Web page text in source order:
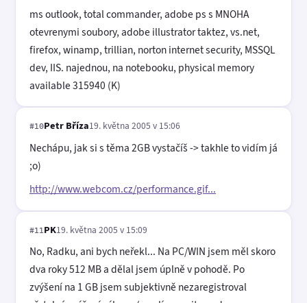
ms outlook, total commander, adobe ps s MNOHA
otevrenymi soubory, adobe illustrator taktez, vs.net,
firefox, winamp, trillian, norton internet security, MSSQL
dev, IIS. najednou, na notebooku, physical memory
available 315940 (K)
#10Petr Bříza19. května 2005 v 15:06
Nechápu, jak si s těma 2GB vystačíš -> takhle to vidím já
;o)
http://www.webcom.cz/performance.gif...
#11 PK19. května 2005 v 15:09
No, Radku, ani bych neřekl... Na PC/WIN jsem měl skoro
dva roky 512 MB a dělal jsem úplně v pohodě. Po
zvýšení na 1 GB jsem subjektivně nezaregistroval